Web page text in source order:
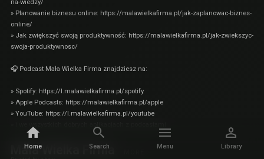
Home Search Menu Library
na-wiedzy/
» Planowanie biznesu online: https://malawielkafirma.pl/jak-zaplanowac-biznes-
online/
» Jak zwiększyć swoją produktywność: https://malawielkafirma.pl/jak-zwiekszyc-
swoja-produktywnosc/
🎧 Podcast Mała Wielka Firma znajdziesz na:
» Spotify: https://l.malawielkafirma.pl/spotify
» Apple Podcasts: https://malawielkafirma.pl/apple
» YouTube: https://l.malawielkafirma.pl/youtube
Mała Wielka Firma